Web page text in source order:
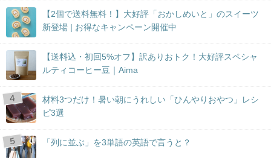
【2個で送料無料！】大好評「おかしめいと」のスイーツ
新登場 | お得なキャンペーン開催中
【送料込・初回5%オフ】訳ありおトク！大好評スペシャ
ルティコーヒー豆｜Aima
材料3つだけ！暑い朝にうれしい「ひんやりおやつ」レシ
ピ3選
「列に並ぶ」を3単語の英語で言うと？